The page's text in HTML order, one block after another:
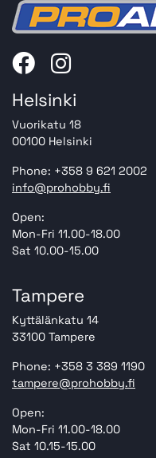
Helsinki
Vuorikatu 18
00100 Helsinki
Phone: +358 9 621 2002
info@prohobby.fi
Open:
Mon-Fri 11.00-18.00
Sat 10.00-15.00
Tampere
Kyttälänkatu 14
33100 Tampere
Phone: +358 3 389 1190
tampere@prohobby.fi
Open:
Mon-Fri 11.00-18.00
Sat 10.15-15.00